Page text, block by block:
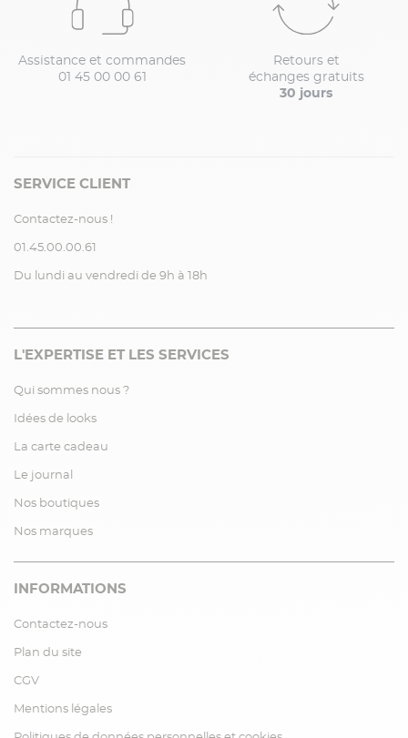
Assistance et commandes
01 45 00 00 61
Retours et
échanges gratuits
30 jours
SERVICE CLIENT
Contactez-nous !
01.45.00.00.61
Du lundi au vendredi de 9h à 18h
L'EXPERTISE ET LES SERVICES
Qui sommes nous ?
Idées de looks
La carte cadeau
Le journal
Nos boutiques
Nos marques
INFORMATIONS
Contactez-nous
Plan du site
CGV
Mentions légales